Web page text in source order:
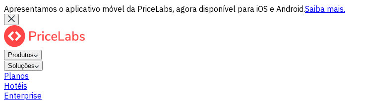
Apresentamos o aplicativo móvel da PriceLabs, agora disponível para iOS e Android.Saiba mais.
Produtos
Soluções
Planos
Hotéis
Enterprise